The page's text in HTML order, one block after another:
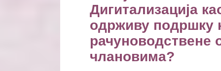
Дигитализација
одрживу подршку
рачуноводствене
члановима?